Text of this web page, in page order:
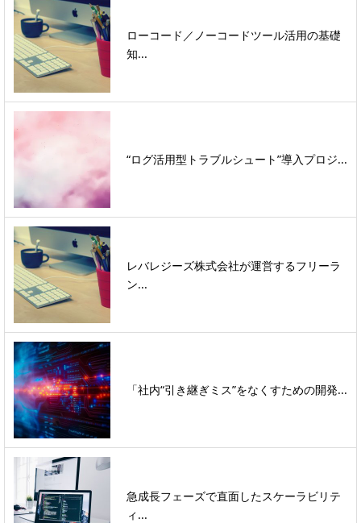
ローコード／ノーコードツール活用の基礎
知...
“ログ活用型トラブルシュート”導入プロジ...
レバレジーズ株式会社が運営するフリーラ
ン...
「社内“引き継ぎミス”をなくすための開発...
急成長フェーズで直面したスケーラビリテ
ィ...